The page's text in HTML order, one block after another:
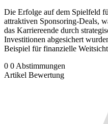
Die Erfolge auf dem Spielfeld
attraktiven Sponsoring-Deals,
das Karriereende durch
Investitionen abgesichert
Beispiel für finanzielle
0 0 Abstimmungen
Artikel Bewertung